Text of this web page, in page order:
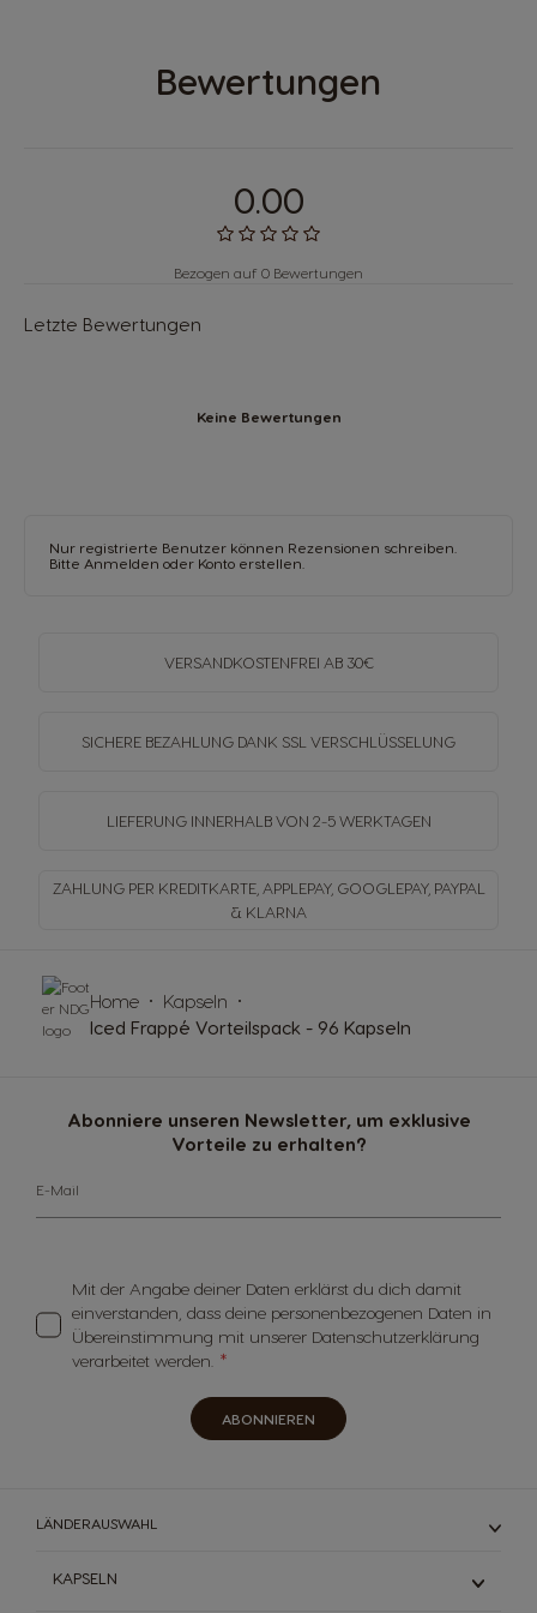
Bewertungen
0.00
Bezogen auf 0 Bewertungen
Letzte Bewertungen
Keine Bewertungen
Nur registrierte Benutzer können Rezensionen schreiben.
Bitte Anmelden oder Konto erstellen
VERSANDKOSTENFREI AB 30€
SICHERE BEZAHLUNG DANK SSL VERSCHLÜSSELUNG
LIEFERUNG INNERHALB VON 2-5 WERKTAGEN
ZAHLUNG PER KREDITKARTE, APPLEPAY, GOOGLEPAY, PAYPAL
& KLARNA
Abonniere unseren Newsletter, um exklusive
Vorteile zu erhalten?
E-Mail
Mit der Angabe deiner Daten erklärst du dich damit
einverstanden, dass deine personenbezogenen Daten in
Übereinstimmung mit unserer Datenschutzerklärung
verarbeitet werden.
ABONNIEREN
Home
Kapseln
Iced Frappé Vorteilspack - 96 Kapseln
LÄNDERAUSWAHL
KAPSELN